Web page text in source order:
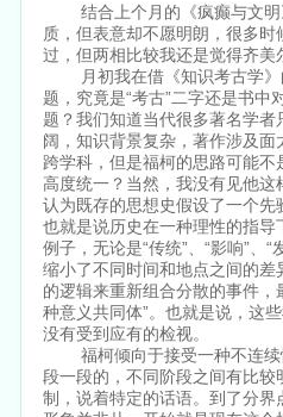
结合上个月的《疯癫与文明
质，但表意却不愿明朗，很多
过，但两相比较我还是觉得齐美
月初我在借《知识考古学》
题，究竟是“考古”二字还是书
题？我们知道当代很多著名学
阔，知识背景复杂，著作涉及
跨学科，但是福柯的思路可能
高度统一？当然，我没有见他
认为既存的思想史假设了一个
也就是说历史在一种理性的指
例子，无论是“传统”、“影响”、
缩小了不同时间和地点之间的差
的逻辑来重新组合分散的事件，
种意义共同体”。也就是说，这
没有受到应有的检视。
福柯倾向于接受一种不连续
段一段的，不同阶段之间有比
制，说着特定的话语。到了分